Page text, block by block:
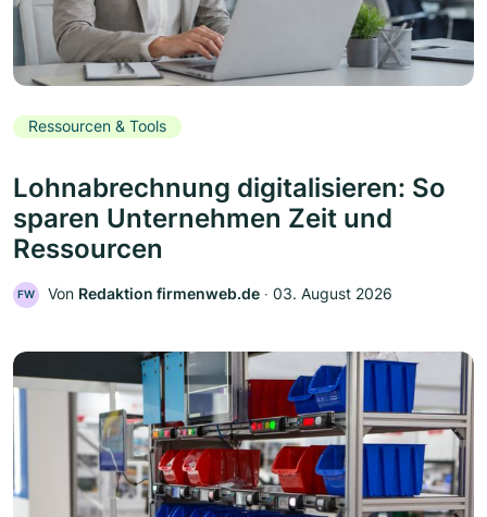
Ressourcen & Tools
Lohnabrechnung digitalisieren: So
sparen Unternehmen Zeit und
Ressourcen
FW Von Redaktion firmenweb.de ‧ 03. August 2026